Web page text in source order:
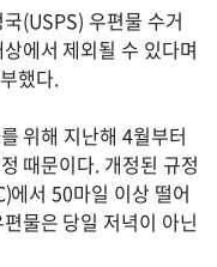
(USPS) 우편물 수거
에서 제외될 수 있다며
했다.
위해 지난해 4월부터
때문이다. 개정된 규정
에서 50마일 이상 떨어
물은 당일 저녁이 아닌